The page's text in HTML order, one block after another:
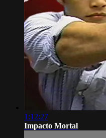
1:12:27
Impacto Mortal